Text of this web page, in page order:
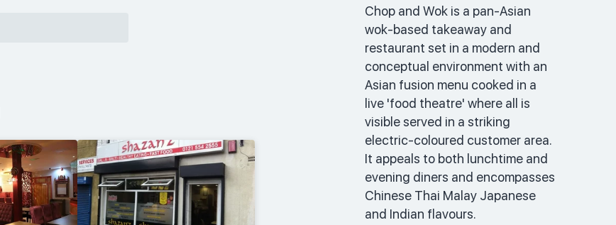
Chop and Wok is a pan-Asian
wok-based takeaway and
restaurant set in a modern and
conceptual environment with an
Asian fusion menu cooked in a
live 'food theatre' where all is
visible served in a striking
electric-coloured customer area.
It appeals to both lunchtime and
evening diners and encompasses
Chinese Thai Malay Japanese
and Indian flavours.